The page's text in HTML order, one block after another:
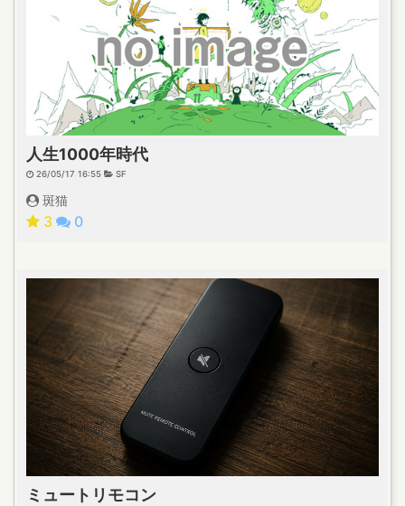
人生1000年時代
26/05/17 16:55 SF
斑猫
3 0
ミュートリモコン